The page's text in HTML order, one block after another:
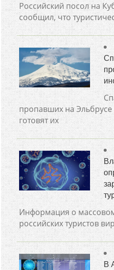
Российский посол на
сообщил, что
пропавших на
готовят их
Информация о
российских туристов
В